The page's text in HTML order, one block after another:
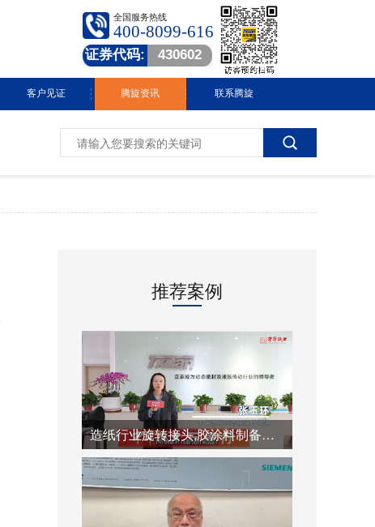
全国服务热线
400-8099-616
证券代码: 430602
客户见证 腾旋资讯
腾旋快讯
行业动态
联系腾旋
推荐案例
造纸行业旋转接头,胶涂料制备系统,蒸汽冷凝水系统运用